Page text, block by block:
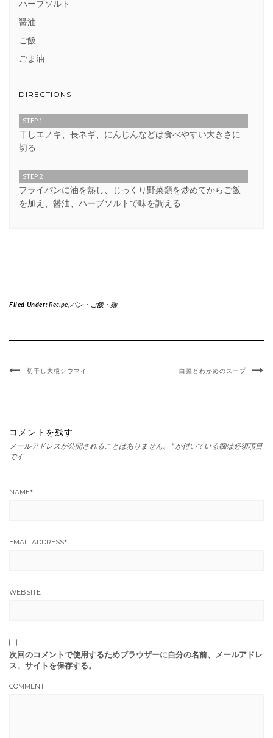
ハーブソルト
醤油
ご飯
ごま油
DIRECTIONS
STEP 1
干しエノキ、長ネギ、にんじんなどは食べやすい大きさに
切る
STEP 2
フライパンに油を熱し、じっくり野菜類を炒めてからご飯
を加え、醤油、ハーブソルトで味を調える
Filed Under: Recipe, パン・ご飯・麺
切干し大根シウマイ 白菜とわかめのスープ
コメントを残す
メールアドレスが公開されることはありません。 * が付いている欄は必須項目
です
NAME*
EMAIL ADDRESS*
WEBSITE
次回のコメントで使用するためブラウザーに自分の名前、メールアドレ
ス、サイトを保存する。
COMMENT